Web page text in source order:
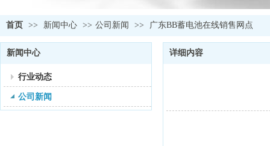
首页 >> 新闻中心 >> 公司新闻 >> 广东BB蓄电池在线销售网点
新闻中心
行业动态
公司新闻
详细内容